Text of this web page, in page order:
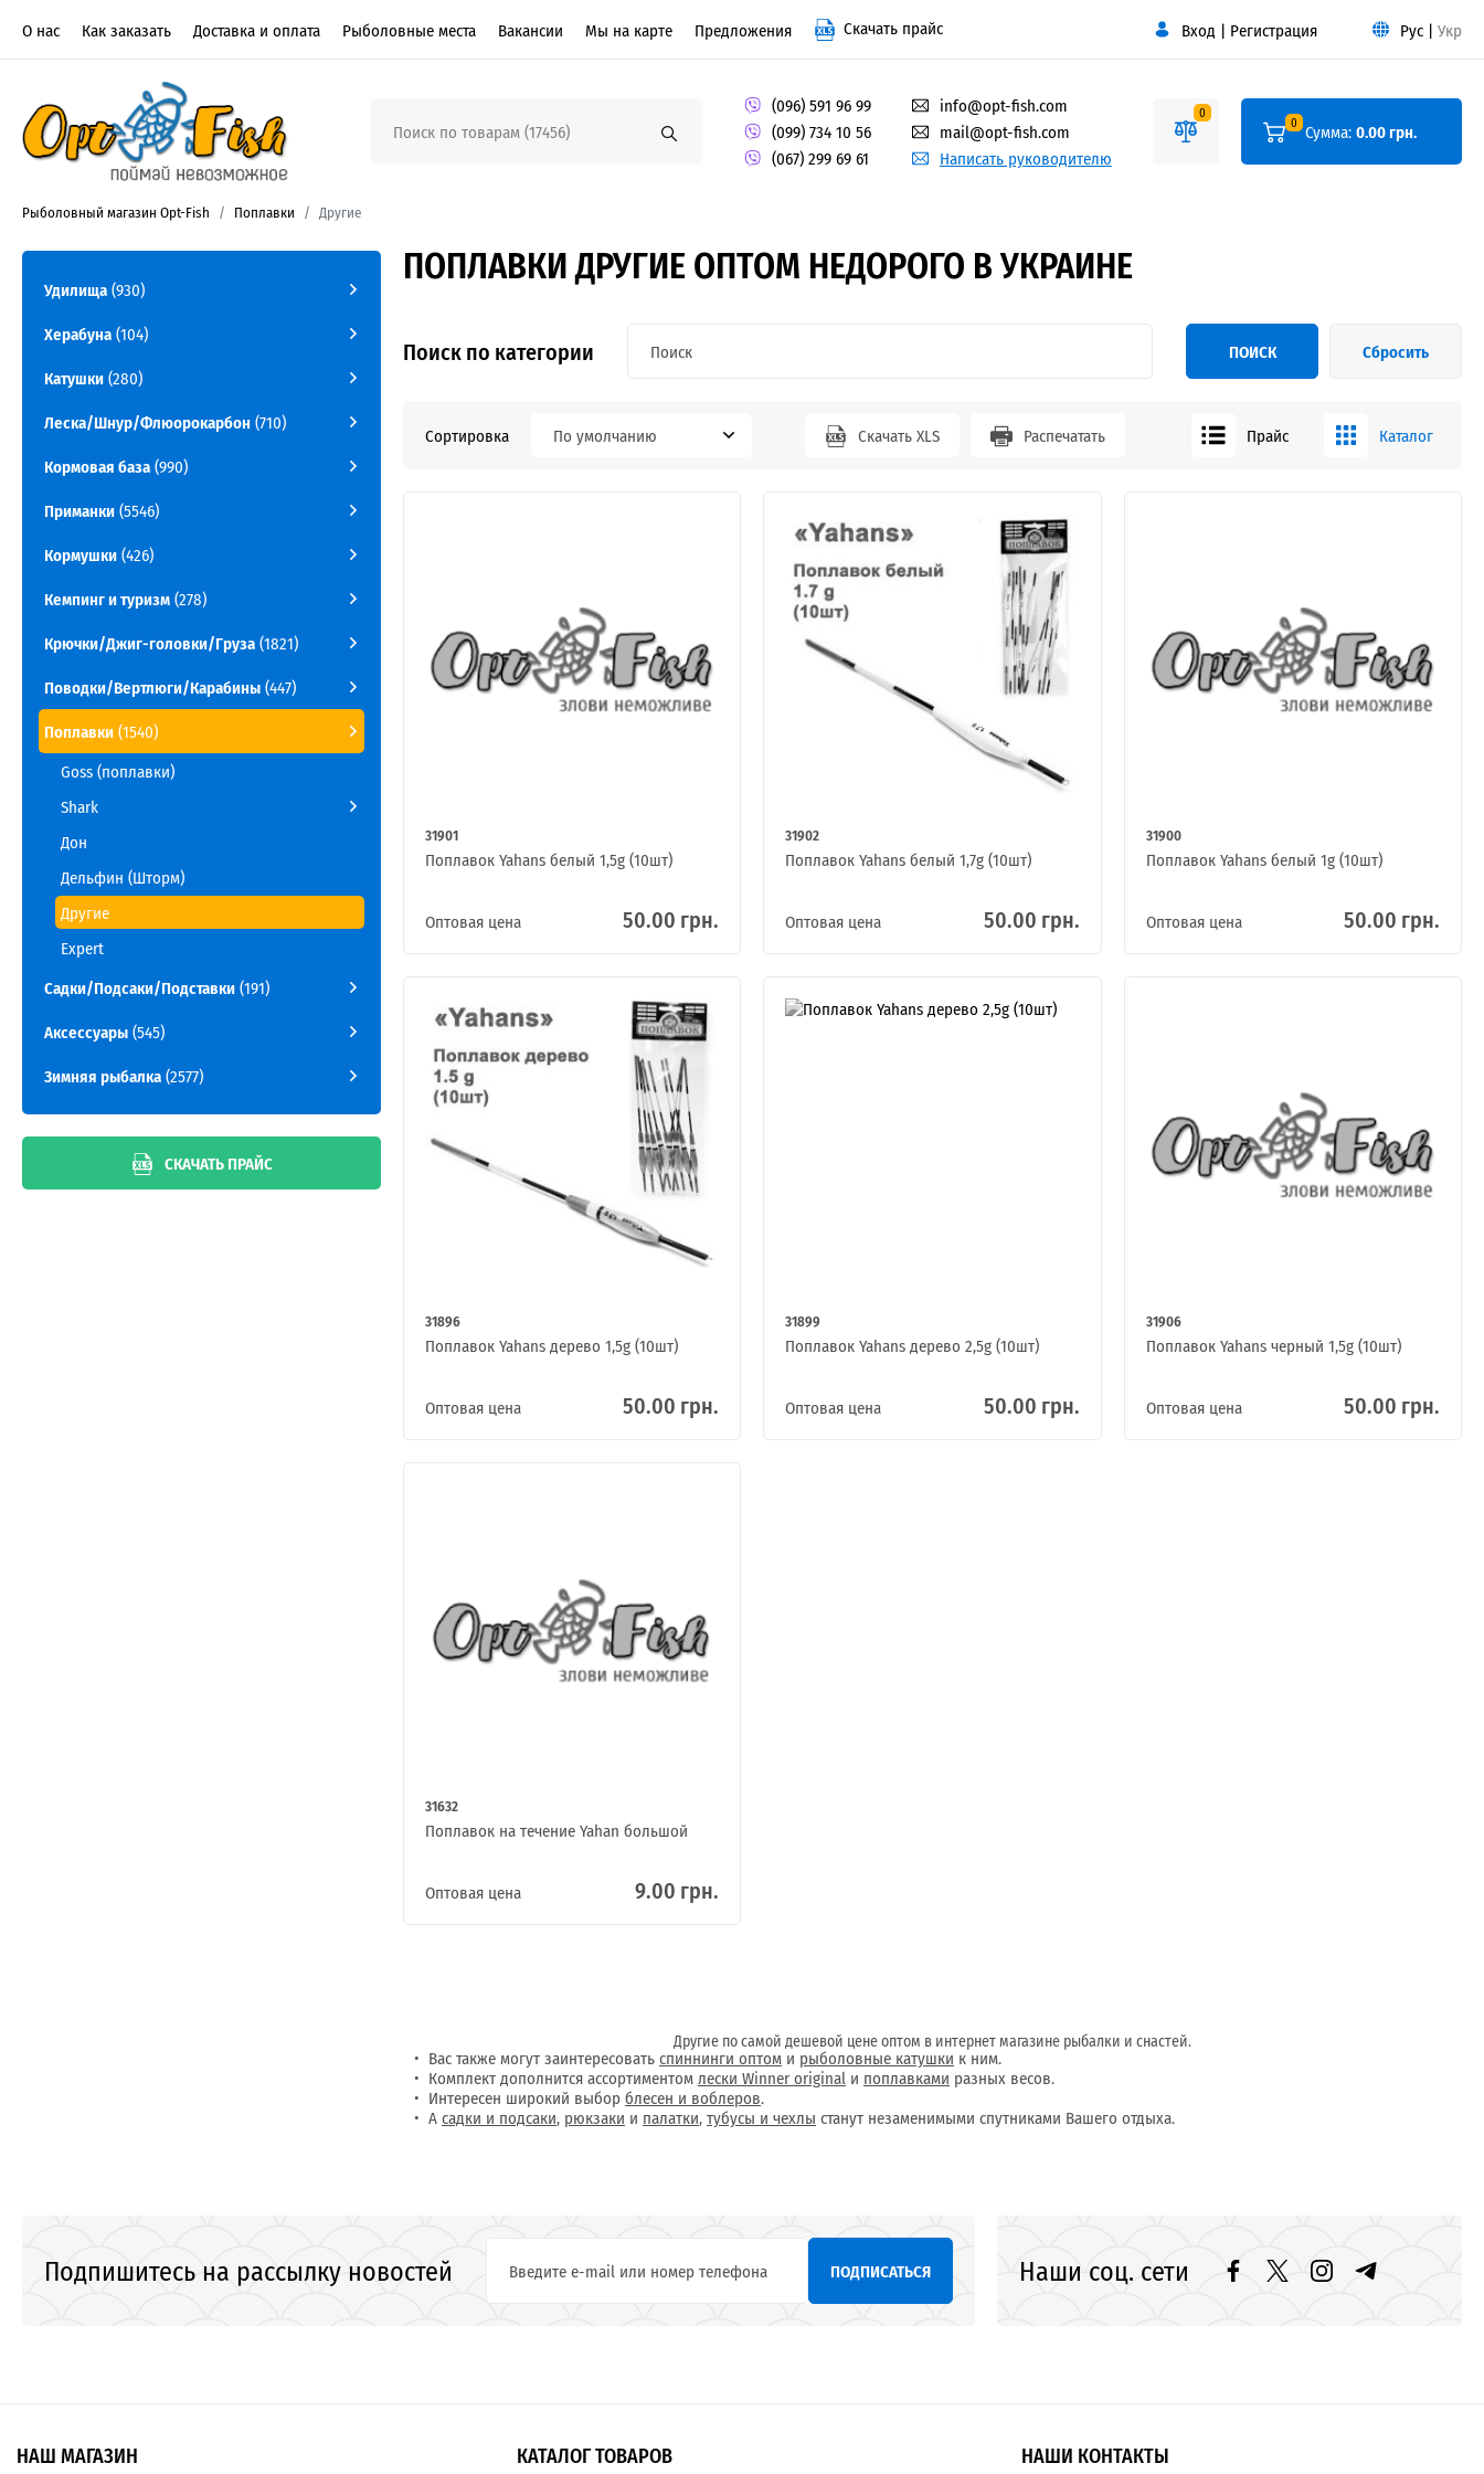
О нас Как заказать Доставка и оплата Рыболовные места Вакансии Мы на карте Предложения Скачать прайс Вход | Регистрация Рус | Укр
(096) 591 96 99
(099) 734 10 56
(067) 299 69 61
info@opt-fish.com
mail@opt-fish.com
Написать руководителю
0
0 Сумма:0.00 грн.
Рыболовный магазин Opt-Fish Поплавки Другие
ПОПЛАВКИ ДРУГИЕ ОПТОМ НЕДОРОГО В УКРАИНЕ
Поиск по категории ПОИСК Сбросить
Сортировка По умолчанию Скачать XLS Распечатать Прайс Каталог
31901
Поплавок Yahans белый 1,5g (10шт)
Оптовая цена 50.00 грн.
31902
Поплавок Yahans белый 1,7g (10шт)
Оптовая цена 50.00 грн.
31900
Поплавок Yahans белый 1g (10шт)
Оптовая цена 50.00 грн.
31896
Поплавок Yahans дерево 1,5g (10шт)
Оптовая цена 50.00 грн.
31899
Поплавок Yahans дерево 2,5g (10шт)
Оптовая цена 50.00 грн.
31906
Поплавок Yahans черный 1,5g (10шт)
Оптовая цена 50.00 грн.
31632
Поплавок на течение Yahan большой
Оптовая цена 9.00 грн.
Другие по самой дешевой цене оптом в интернет магазине рыбалки и снастей.
Вас также могут заинтересоватьспиннинги оптом и рыболовные катушки к ним.
Комплект дополнится ассортиментомлески Winner original и поплавками разных весов.
Интересен широкий выборблесен и воблеров.
Асадки и подсаки, рюкзаки и палатки,тубусы и чехлы станут незаменимыми спутниками Вашего отдыха.
Удилища(930)
Херабуна(104)
Катушки(280)
Леска/Шнур/Флюорокарбон(710)
Кормовая база(990)
Приманки(5546)
Кормушки(426)
Кемпинг и туризм(278)
Крючки/Джиг-головки/Груза(1821)
Поводки/Вертлюги/Карабины(447)
Поплавки(1540)
Goss (поплавки)
Shark
Дон
Дельфин (Шторм)
Другие
Expert
Садки/Подсаки/Подставки(191)
Аксессуары(545)
Зимняя рыбалка(2577)
СКАЧАТЬ ПРАЙС
Подпишитесь на рассылку новостей ПОДПИСАТЬСЯ Наши соц. сети
НАШ МАГАЗИН КАТАЛОГ ТОВАРОВ НАШИ КОНТАКТЫ